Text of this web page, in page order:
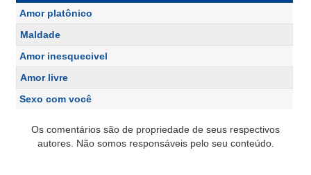
Amor platônico
Maldade
Amor inesquecivel
Amor livre
Sexo com você
Os comentários são de propriedade de seus respectivos
autores. Não somos responsáveis pelo seu conteúdo.